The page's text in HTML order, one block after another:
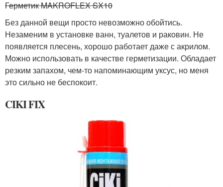
Герметик MAKROFLEX SX10
Без данной вещи просто невозможно обойтись.
Незаменим в установке ванн, туалетов и раковин. Не
появляется плесень, хорошо работает даже с акрилом.
Можно использовать в качестве герметизации. Обладает
резким запахом, чем-то напоминающим уксус, но меня
это сильно не беспокоит.
CIKI FIX